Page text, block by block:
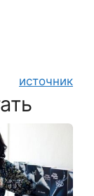
источник